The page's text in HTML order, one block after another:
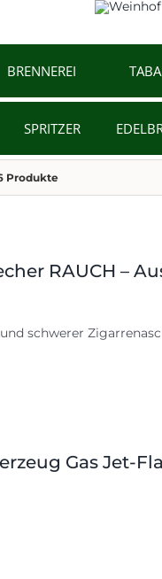
BRENNEREI
SPRITZER
Produkte
RAUCH –
schwerer
Gas Jet-